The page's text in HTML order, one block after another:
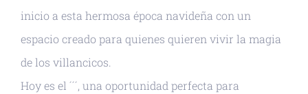
inicio a esta hermosa época navideña con un
espacio creado para quienes quieren vivir la magia
de los villancicos.
Hoy es el ́ ́ ́ , una oportunidad perfecta para